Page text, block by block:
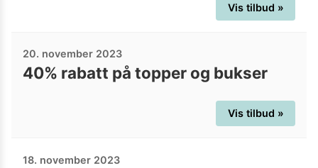
Vis tilbud »
20. november 2023
40% rabatt på topper og bukser
Vis tilbud »
18. november 2023